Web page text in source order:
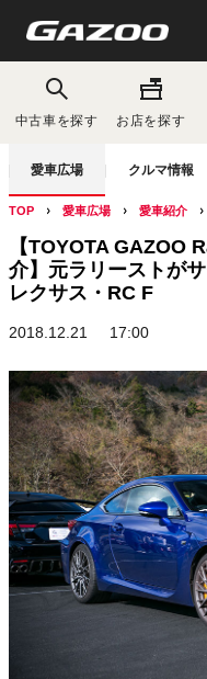
中古車を探す お店を探す
愛車広場 クルマ情報
TOP 愛車広場 愛車紹介
【TOYOTA GAZOO
介】元ラリーストが
レクサス・RC F
2018.12.21 17:00